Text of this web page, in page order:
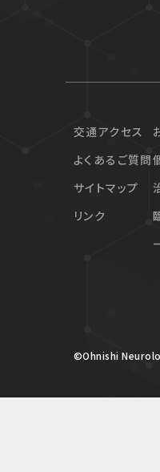
交通アクセス
よくあるご質問
サイトマップ
リンク
©Ohnishi